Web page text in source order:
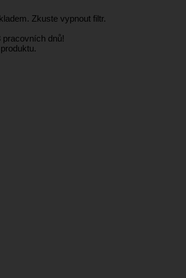
Zkuste vypnout filtr.
dnů!